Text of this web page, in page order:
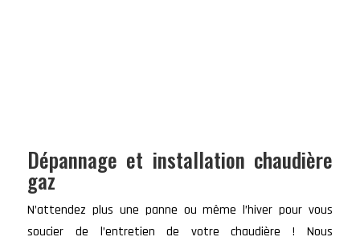
Dépannage et installation chaudière
gaz
N’attendez plus une panne ou même l’hiver pour vous
soucier de l’entretien de votre chaudière ! Nous